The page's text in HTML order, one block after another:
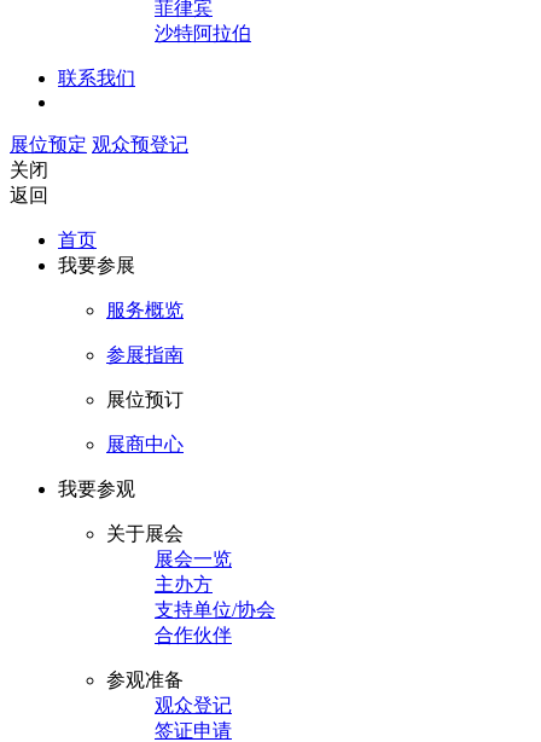
菲律宾
沙特阿拉伯
联系我们
展位预定 观众预登记
关闭
返回
首页
我要参展
服务概览
参展指南
展位预订
展商中心
我要参观
关于展会
展会一览
主办方
支持单位/协会
合作伙伴
参观准备
观众登记
签证申请